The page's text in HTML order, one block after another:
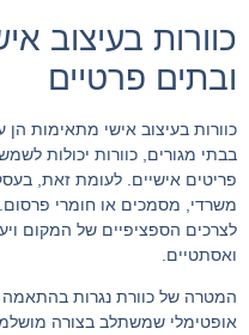
כוורות בעיצוב
ובתים פרטיים
כוורות בעיצוב אישי מתאימות הן
בבתי מגורים, כוורות יכולות
פריטים אישיים. לעומת זאת,
משרדי, מסמכים או חומרי
לצרכים הספציפיים של המקום
ואסתטיים.
המטרה של כוורת נגרות בהתאמה
אופטימלי שמשתלב בצורה